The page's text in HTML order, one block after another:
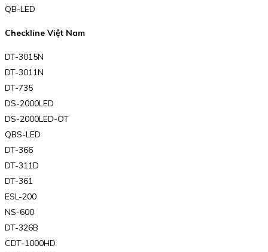
QB-LED
Checkline Việt Nam
DT-3015N
DT-3011N
DT-735
DS-2000LED
DS-2000LED-OT
QBS-LED
DT-366
DT-311D
DT-361
ESL-200
NS-600
DT-326B
CDT-1000HD